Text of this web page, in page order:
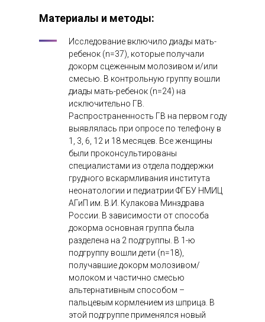
Материалы и методы:
Исследование включило диады мать-
ребенок (n=37), которые получали
докорм сцеженным молозивом и/или
смесью. В контрольную группу вошли
диады мать-ребенок (n=24) на
исключительно ГВ.
Распространенность ГВ на первом году
выявлялась при опросе по телефону в
1, 3, 6, 12 и 18 месяцев. Все женщины
были проконсультированы
специалистами из отдела поддержки
грудного вскармливания института
неонатологии и педиатрии ФГБУ НМИЦ
АГиП им. В.И. Кулакова Минздрава
России. В зависимости от способа
докорма основная группа была
разделена на 2 подгруппы. В 1-ю
подгруппу вошли дети (n=18),
получавшие докорм молозивом/
молоком и частично смесью
альтернативным способом –
пальцевым кормлением из шприца. В
этой подгруппе применялся новый